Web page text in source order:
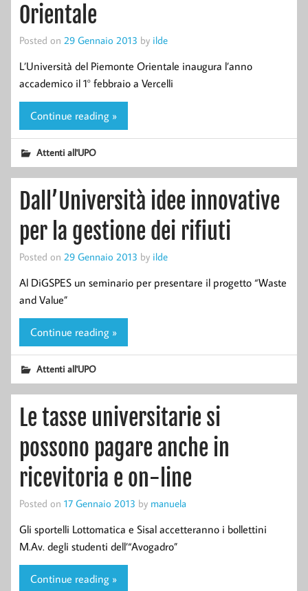
Orientale
Posted on 29 Gennaio 2013 by ilde
L’Università del Piemonte Orientale inaugura l’anno
accademico il 1° febbraio a Vercelli
Continue reading »
Attenti all'UPO
Dall’Università idee innovative
per la gestione dei rifiuti
Posted on 29 Gennaio 2013 by ilde
Al DiGSPES un seminario per presentare il progetto “Waste
and Value”
Continue reading »
Attenti all'UPO
Le tasse universitarie si
possono pagare anche in
ricevitoria e on-line
Posted on 17 Gennaio 2013 by manuela
Gli sportelli Lottomatica e Sisal accetteranno i bollettini
M.Av. degli studenti dell’“Avogadro”
Continue reading »